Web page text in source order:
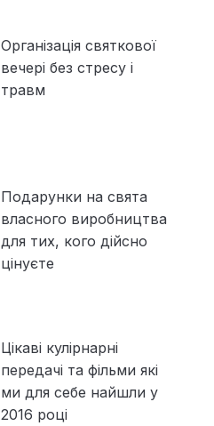
Організація святкової
вечері без стресу і
травм
Подарунки на свята
власного виробництва
для тих, кого дійсно
цінуєте
Цікаві кулірнарні
передачі та фільми які
ми для себе найшли у
2016 році